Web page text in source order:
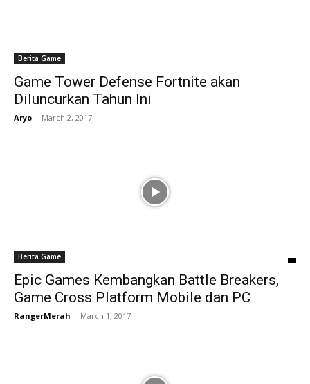
Berita Game
Game Tower Defense Fortnite akan
Diluncurkan Tahun Ini
Aryo - March 2, 2017
Berita Game
Epic Games Kembangkan Battle Breakers,
Game Cross Platform Mobile dan PC
RangerMerah - March 1, 2017